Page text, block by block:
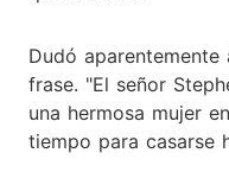
Dudó
frase. "El señor
una hermosa mujer
tiempo para casarse